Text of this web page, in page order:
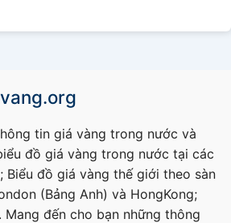
tin giá vàng trong nước và
đồ giá vàng trong nước tại các
Biểu đồ giá vàng thế giới theo sàn
(Bảng Anh) và HongKong;
Mang đến cho bạn những thông